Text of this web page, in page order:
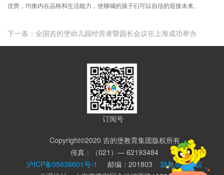
优势，均衡内在品格和生活能力，使聊城的孩子们可以自信的迎接未来。
下一条：全国吉的堡幼儿园经营者暨园长会议在上海成功举办
订阅号
Copyright©2020 吉的堡教育集团版权所有
传真：（021）— 62193484
沪ICP备05036601号-1
邮编：201803 隐私条款协议